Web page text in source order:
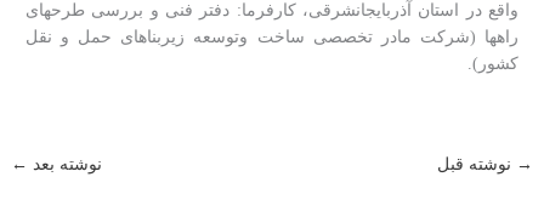
واقع در استان آذربایجانشرقی، کارفرما: دفتر فنی و بررسی طرحهای
راهها (شرکت مادر تخصصی ساخت وتوسعه زیربناهای حمل و نقل
کشور).
→ نوشته قبل نوشته بعد ←